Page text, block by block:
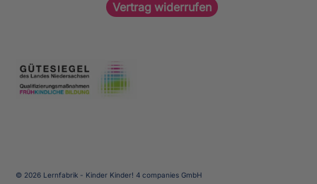
Vertrag widerrufen
© 2026 Lernfabrik - Kinder Kinder! 4 companies GmbH